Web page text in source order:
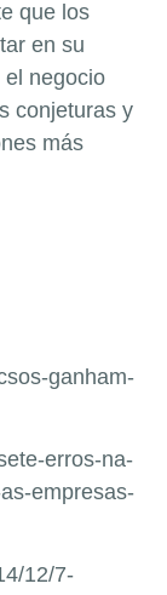
que los
en su
negocio
conjeturas y
más
ganham-
erros-na-
empresas-
12/7-